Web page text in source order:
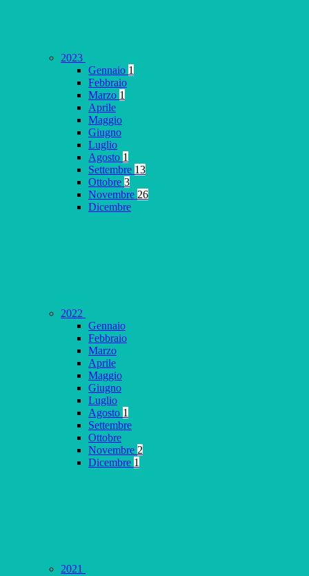
2023
Gennaio 1
Febbraio
Marzo 1
Aprile
Maggio
Giugno
Luglio
Agosto 1
Settembre 13
Ottobre 3
Novembre 26
Dicembre
2022
Gennaio
Febbraio
Marzo
Aprile
Maggio
Giugno
Luglio
Agosto 1
Settembre
Ottobre
Novembre 2
Dicembre 1
2021